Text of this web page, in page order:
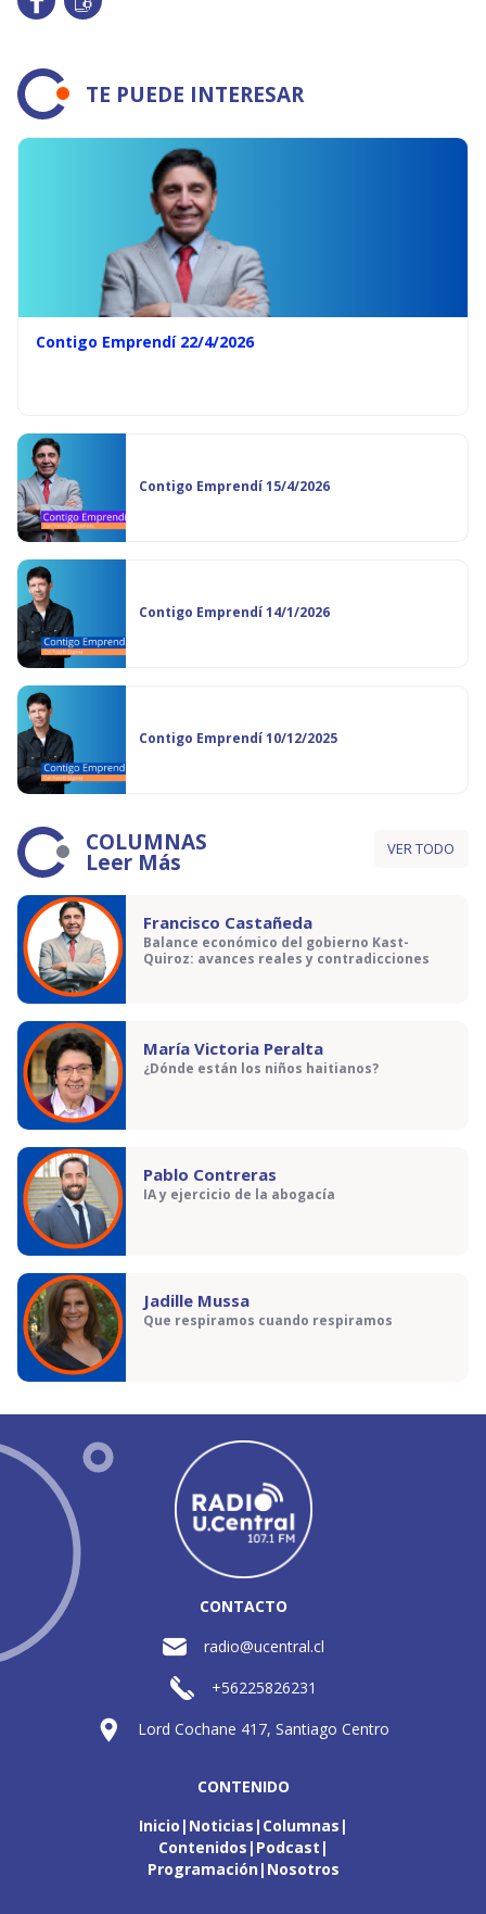
TE PUEDE INTERESAR
Contigo Emprendí 22/4/2026
Contigo Emprendí 15/4/2026
Contigo Emprendí 14/1/2026
Contigo Emprendí 10/12/2025
COLUMNAS
Leer Más VER TODO
Francisco Castañeda
Balance económico del gobierno Kast-
Quiroz: avances reales y contradicciones
María Victoria Peralta
¿Dónde están los niños haitianos?
Pablo Contreras
IA y ejercicio de la abogacía
Jadille Mussa
Que respiramos cuando respiramos
CONTACTO
radio@ucentral.cl
+56225826231
Lord Cochane 417, Santiago Centro
CONTENIDO
Inicio Noticias Columnas
Contenidos Podcast
Programación Nosotros